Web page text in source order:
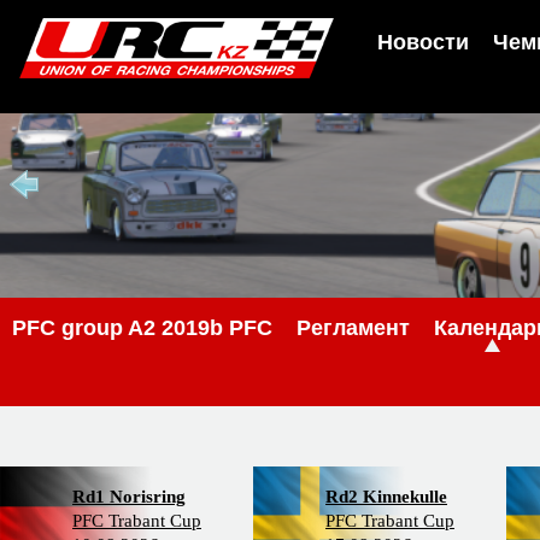
Новости
PFС group A2 2019b PFC Регламент
Rd1 Norisring
PFC Trabant Cup
Rd2 Kinnekulle
PFC Trabant Cup